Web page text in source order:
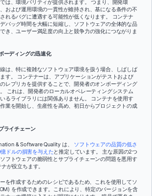
は、環境パリティが提供されます。 つまり、開発環
および運用環境の一貫性が維持され、基になる条件の不
れるバグに遭遇する可能性が低くなります。 コンテナ
バッグ時間を大幅に短縮し、ソフトウェアの全体的な品
き、ユーザー満足度の向上と競争力の強化につながりま
ーディングの迅速化
は、特に複雑なソフトウェア環境を扱う場合、しばしば
す。 コンテナーは、アプリケーションがテストおよび
レプリカを提供することで、開発者のオンボーディング
これは、開発者のローカルオペレーティングシステム
るライブラリには関係ありません。 コンテナを使用す
業を開始し、生産性を高め、初日からプロジェクトの成
ライチェーン
& Software Quality は、
ソフトウェアの品質の低さ
ドルの損害を与えたと推定しています。 主な原因の2つ
フトウェアの脆弱性とサプライチェーンの問題を悪用す
が役立ちます。
を作成するためのレシピであるため、これを使用してソ
を作成できます。これにより、特定のバージョンを含